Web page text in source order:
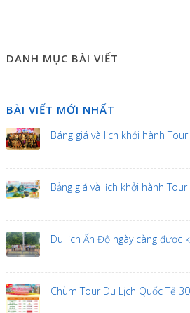
DANH MỤC BÀI VIẾT
BÀI VIẾT MỚI NHẤT
Báng giá và lịch khởi hành
Bảng giá và lịch khởi hành
Du lịch Ấn Độ ngày càng được
Chùm Tour Du Lịch Quốc Tế